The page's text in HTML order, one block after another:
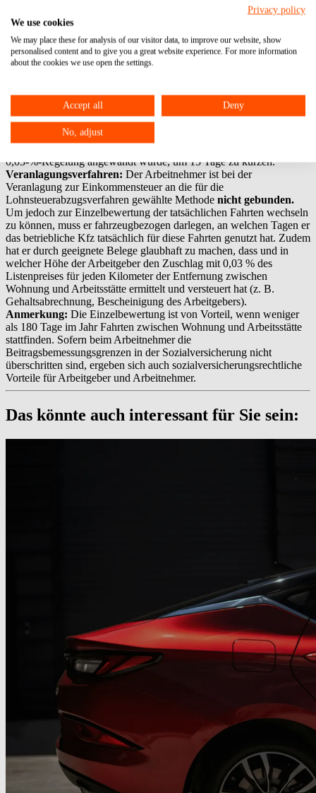
Pauschalbewertung
100 km = 1.200 € pro Monat x 12 = steuerlich anzusetzen 14.400 €
im Jahr.Einzelbewertungmit der 0,002-%-Methode: Januar bis
Juni 40.000 x 0,016 % x 100 km = 640 € im Monat x 6 = 3.840 €,
also steuerlich anzusetzen 7.200 € im Jahr. Hat der Arbeitgeber
bisher im Lohnsteuerabzugsverfahren 2011 die 0,03-%-Regelung
angewandt, kann er während des Kalenderjahres 2011 zur
Einzelbewertung übergehen, jedoch nicht erneut wechseln. Die
0,03-%-Regelung angewandt wurde, um 15 Tage zu kürzen.
Veranlagungsverfahren: Der Arbeitnehmer ist bei der
Veranlagung zur Einkommensteuer an die für die
Lohnsteuerabzugsverfahren gewählte Methode nicht gebunden.
Um jedoch zur Einzelbewertung der tatsächlichen Fahrten wechseln
zu können, muss er fahrzeugbezogen darlegen, an welchen Tagen er
das betriebliche Kfz tatsächlich für diese Fahrten genutzt hat. Zudem
hat er durch geeignete Belege glaubhaft zu machen, dass und in
welcher Höhe der Arbeitgeber den Zuschlag mit 0,03 % des
Listenpreises für jeden Kilometer der Entfernung zwischen
Wohnung und Arbeitsstätte ermittelt und versteuert hat (z. B.
Gehaltsabrechnung, Bescheinigung des Arbeitgebers).
Anmerkung: Die Einzelbewertung ist von Vorteil, wenn weniger
als 180 Tage im Jahr Fahrten zwischen Wohnung und Arbeitsstätte
stattfinden. Sofern beim Arbeitnehmer die
Beitragsbemessungsgrenzen in der Sozialversicherung nicht
überschritten sind, ergeben sich auch sozialversicherungsrechtliche
Vorteile für Arbeitgeber und Arbeitnehmer.
Das könnte auch interessant für Sie sein:
Privacy policy
We use cookies
We may place these for analysis of our visitor data, to improve our website, show
personalised content and to give you a great website experience. For more information
about the cookies we use open the settings.
Accept all Deny
No, adjust